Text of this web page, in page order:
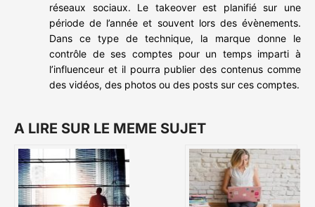
réseaux sociaux. Le takeover est planifié sur une
période de l’année et souvent lors des évènements.
Dans ce type de technique, la marque donne le
contrôle de ses comptes pour un temps imparti à
l’influenceur et il pourra publier des contenus comme
des vidéos, des photos ou des posts sur ces comptes.
A LIRE SUR LE MEME SUJET